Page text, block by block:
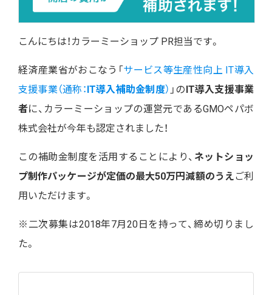
こんにちは！カラーミーショップ PR担当です。
経済産業省がおこなう「サービス等生産性向上 IT導入
支援事業（通称：IT導入補助金制度） 」のIT導入支援事業
者に、カラーミーショップの運営元であるGMOペパボ
株式会社が今年も認定されました！
この補助金制度を活用することにより、 ネットショッ
プ制作パッケージが定価の最大50万円減額のうえ ご利
用いただけます。
※二次募集は2018年7月20日を持って、締め切りまし
た。